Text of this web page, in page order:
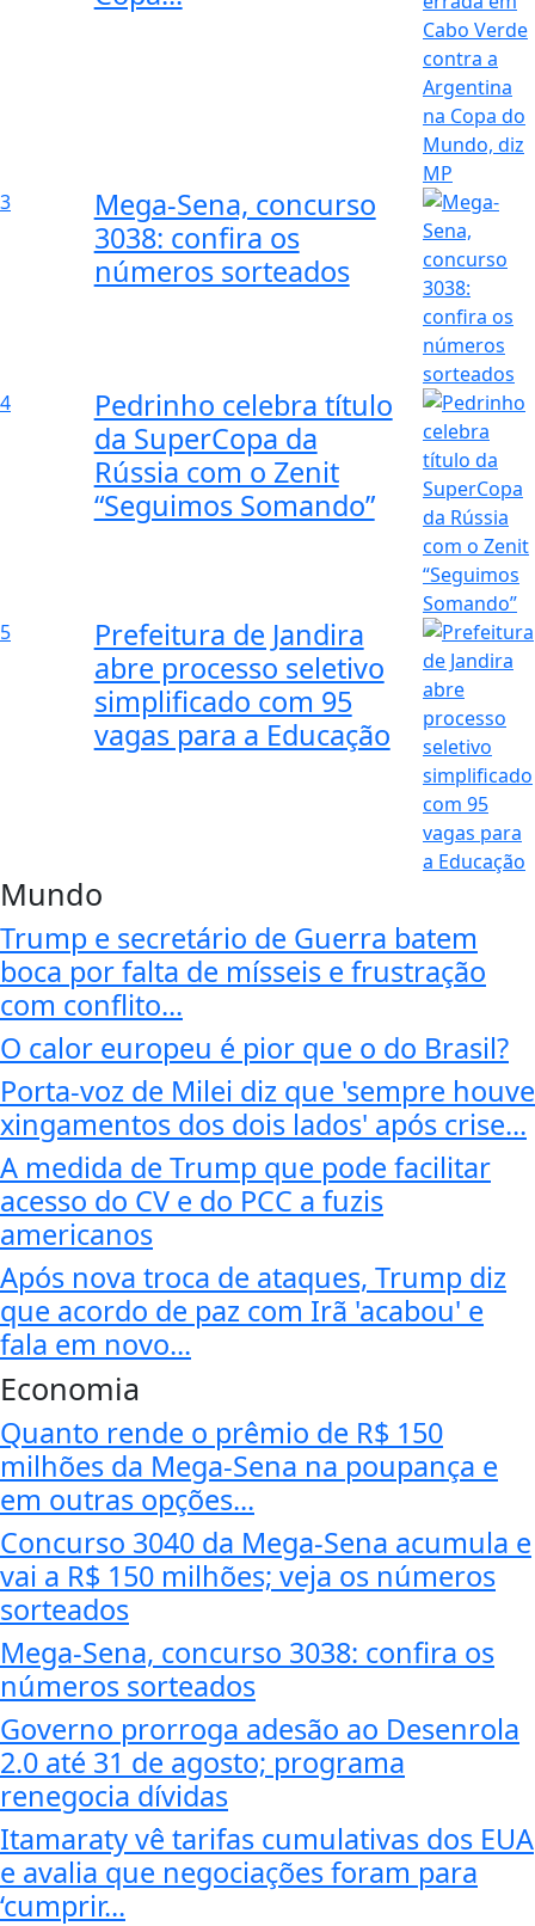
3
Mega-Sena, concurso
3038: confira os
números sorteados
4
Pedrinho celebra título
da SuperCopa da
Rússia com o Zenit
“Seguimos Somando”
5
Prefeitura de Jandira
abre processo seletivo
simplificado com 95
vagas para a Educação
Mundo
Trump e secretário de Guerra batem
boca por falta de mísseis e frustração
com conflito...
O calor europeu é pior que o do Brasil?
Porta-voz de Milei diz que 'sempre houve
xingamentos dos dois lados' após crise...
A medida de Trump que pode facilitar
acesso do CV e do PCC a fuzis
americanos
Após nova troca de ataques, Trump diz
que acordo de paz com Irã 'acabou' e
fala em novo...
Economia
Quanto rende o prêmio de R$ 150
milhões da Mega-Sena na poupança e
em outras opções...
Concurso 3040 da Mega-Sena acumula e
vai a R$ 150 milhões; veja os números
sorteados
Mega-Sena, concurso 3038: confira os
números sorteados
Governo prorroga adesão ao Desenrola
2.0 até 31 de agosto; programa
renegocia dívidas
Itamaraty vê tarifas cumulativas dos EUA
e avalia que negociações foram para
‘cumprir...